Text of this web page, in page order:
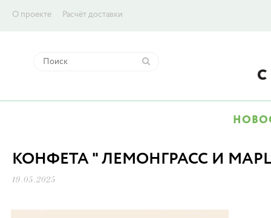
О проекте Расчёт доставки
КОНФЕТА " ЛЕМОНГРАСС И
19.05.2025